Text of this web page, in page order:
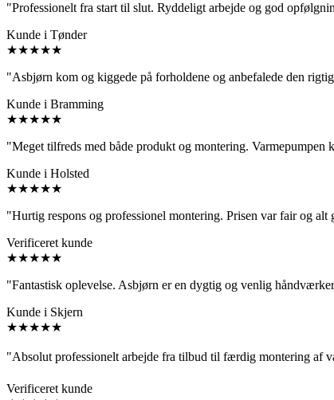
"Professionelt fra start til slut. Ryddeligt arbejde og god
Kunde i Tønder
★★★★★
"Asbjørn kom og kiggede på forholdene og anbefalede den
Kunde i Bramming
★★★★★
"Meget tilfreds med både produkt og montering. Varmepumpen
Kunde i Holsted
★★★★★
"Hurtig respons og professionel montering. Prisen var fair og alt
Verificeret kunde
★★★★★
"Fantastisk oplevelse. Asbjørn er en dygtig og venlig
Kunde i Skjern
★★★★★
"Absolut professionelt arbejde fra tilbud til færdig montering af
Verificeret kunde